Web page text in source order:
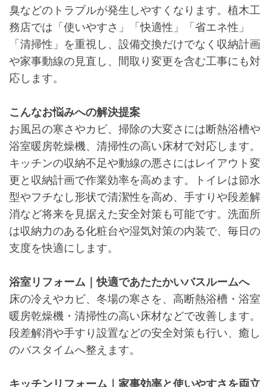
臭などのトラブルが発生しやすくなります。植木工
務店では「使いやすさ」「快適性」「省エネ性」
「清掃性」を重視し、設備交換だけでなく収納計画
や家事動線の見直し、間取り変更を含む工事にも対
応します。
こんなお悩みへの解決提案
お風呂の寒さやカビ、掃除の大変さには断熱浴槽や
浴室暖房乾燥機、清掃性の高い床材で対応します。
キッチンの収納不足や動線の悪さにはレイアウト変
更と収納計画で作業効率を高めます。トイレは節水
型やフチなし形状で清潔性を高め、手すりや段差解
消など将来を見据えた安全対策も可能です。洗面所
は収納力のある化粧台や湿気対策の内装で、毎日の
支度を快適にします。
浴室リフォーム｜快適であたたかいバスルームへ
床の冷えやカビ、冬場の寒さを、高断熱浴槽・浴室
暖房乾燥機・清掃性の高い床材などで改善します。
段差解消や手すり設置などの安全対策も行い、癒し
のバスタイムへ整えます。
キッチンリフォーム｜家事効率と使いやすさを両立